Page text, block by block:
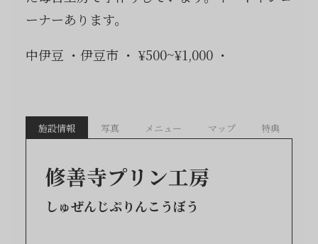
ーナーあります。
中伊豆
伊豆市 ¥500~¥1,000
施設情報 写真 メニュー マップ 特典
修善寺プリン工房
しゅぜんじぷりんこうぼう